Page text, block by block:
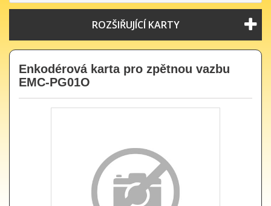
ROZŠIŘUJÍCÍ KARTY
Enkodérová karta pro zpětnou vazbu
EMC-PG01O